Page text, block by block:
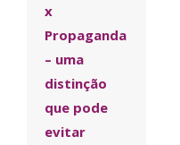
x
Propaganda
– uma
distinção
que pode
evitar